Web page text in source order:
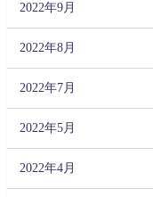
2022年9月
2022年8月
2022年7月
2022年5月
2022年4月